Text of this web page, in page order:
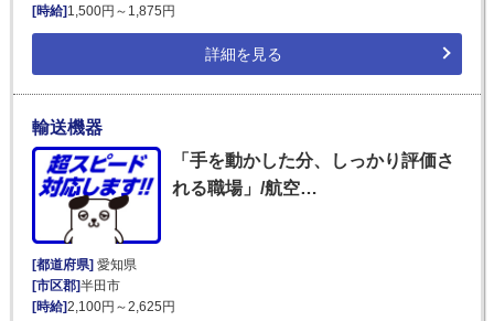
[時給] 1,500円～1,875円
詳細を見る
輸送機器
「手を動かした分、しっかり評価さ
れる職場」/航空…
[都道府県] 愛知県
[市区郡]半田市
[時給]2,100円～2,625円